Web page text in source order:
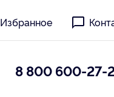
Избранное
8 800 600-27-